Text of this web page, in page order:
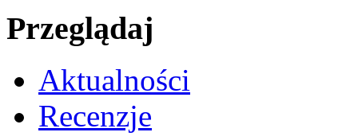
Przeglądaj
Aktualności
Recenzje